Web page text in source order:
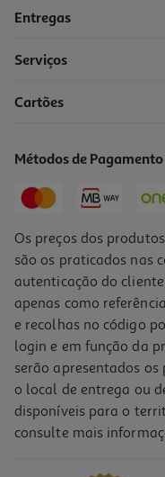
Cabo Usbc To Usbc Qilive
Entregas
Serviços
Cartões
Métodos de Pagamento
Os preços dos
são os praticados nas
autenticação do
apenas como
e recolhas no código
login e em função da
serão apresentados
o local de entrega ou
disponíveis para o
consulte mais